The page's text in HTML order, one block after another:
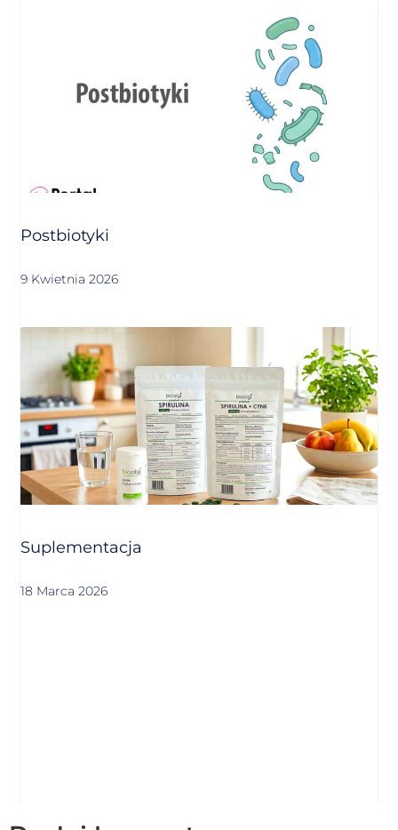
Postbiotyki
9 Kwietnia 2026
Suplementacja
18 Marca 2026